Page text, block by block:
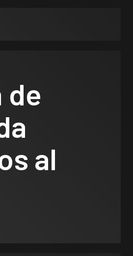
de
al